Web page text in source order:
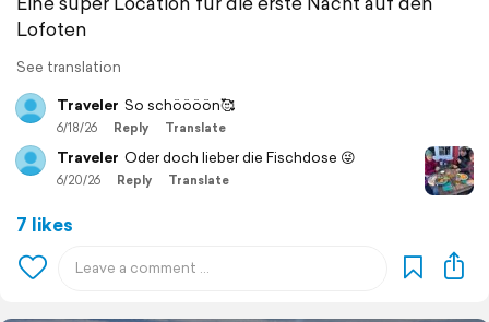
Lofoten
See translation
Traveler So schöööön🥰
6/18/26 Reply Translate
Traveler Oder doch lieber die Fischdose 😜
6/20/26 Reply Translate
7 likes